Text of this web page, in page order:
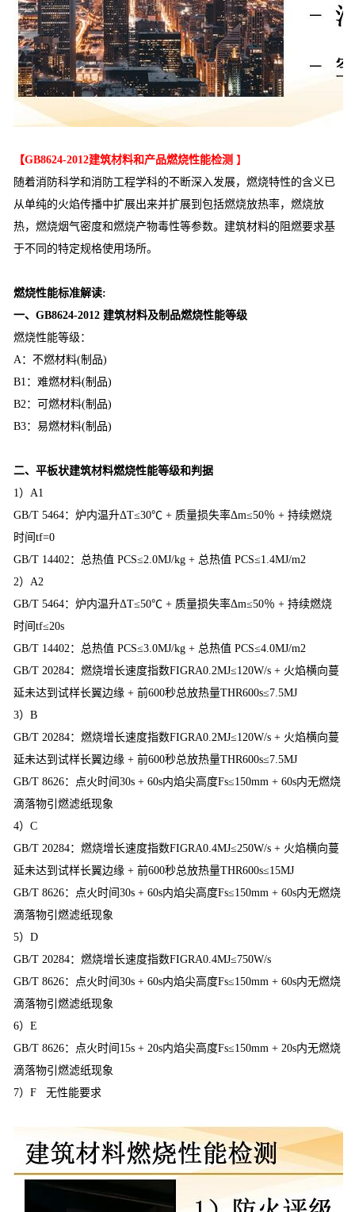
【GB8624-2012建筑材料和产品燃烧性能检测 】
随着消防科学和消防工程学科的不断深入发展，燃烧特性的含义已
从单纯的火焰传播中扩展出来并扩展到包括燃烧放热率，燃烧放
热，燃烧烟气密度和燃烧产物毒性等参数。建筑材料的阻燃要求基
于不同的特定规格使用场所。
燃烧性能标准解读:
一、GB8624-2012 建筑材料及制品燃烧性能等级
燃烧性能等级：
A：不燃材料(制品)
B1：难燃材料(制品)
B2：可燃材料(制品)
B3：易燃材料(制品)
二、平板状建筑材料燃烧性能等级和判据
1）A1
GB/T 5464：炉内温升ΔT≤30℃ + 质量损失率Δm≤50％ + 持续燃烧
时间tf=0
GB/T 14402：总热值 PCS≤2.0MJ/kg + 总热值 PCS≤1.4MJ/m2
2）A2
GB/T 5464：炉内温升ΔT≤50℃ + 质量损失率Δm≤50％ + 持续燃烧
时间tf≤20s
GB/T 14402：总热值 PCS≤3.0MJ/kg + 总热值 PCS≤4.0MJ/m2
GB/T 20284：燃烧增长速度指数FIGRA0.2MJ≤120W/s + 火焰横向蔓
延未达到试样长翼边缘 + 前600秒总放热量THR600s≤7.5MJ
3）B
GB/T 20284：燃烧增长速度指数FIGRA0.2MJ≤120W/s + 火焰横向蔓
延未达到试样长翼边缘 + 前600秒总放热量THR600s≤7.5MJ
GB/T 8626：点火时间30s + 60s内焰尖高度Fs≤150mm + 60s内无燃烧
滴落物引燃滤纸现象
4）C
GB/T 20284：燃烧增长速度指数FIGRA0.4MJ≤250W/s + 火焰横向蔓
延未达到试样长翼边缘 + 前600秒总放热量THR600s≤15MJ
GB/T 8626：点火时间30s + 60s内焰尖高度Fs≤150mm + 60s内无燃烧
滴落物引燃滤纸现象
5）D
GB/T 20284：燃烧增长速度指数FIGRA0.4MJ≤750W/s
GB/T 8626：点火时间30s + 60s内焰尖高度Fs≤150mm + 60s内无燃烧
滴落物引燃滤纸现象
6）E
GB/T 8626：点火时间15s + 20s内焰尖高度Fs≤150mm + 20s内无燃烧
滴落物引燃滤纸现象
7）F 无性能要求